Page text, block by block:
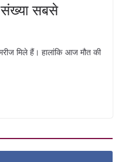
संख्या सबसे
मिले हैं। हालांकि आज मौत की